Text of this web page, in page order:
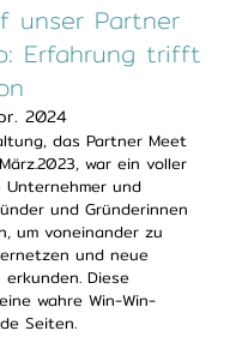
unser Partner
Erfahrung trifft
2024
das Partner Meet
war ein voller
Unternehmer und
und Gründerinnen
um voneinander zu
und neue
Diese
wahre Win-Win-
Seiten.